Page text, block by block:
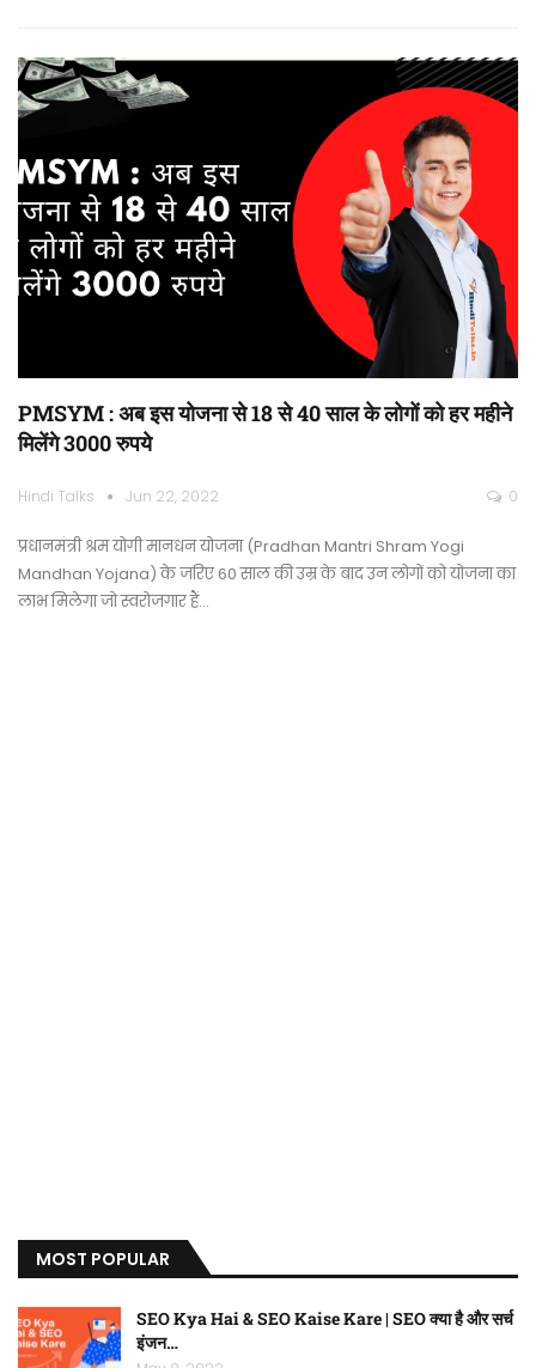
PMSYM : अब इस योजना से 18 से 40 साल के लोगों को हर महीने
मिलेंगे 3000 रुपये
Hindi Talks Jun 22, 2022 0
प्रधानमंत्री श्रम योगी मानधन योजना (Pradhan Mantri Shram Yogi
Mandhan Yojana) के जरिए 60 साल की उम्र के बाद उन लोगों को योजना का
लाभ मिलेगा जो स्वरोजगार हैं…
MOST POPULAR
SEO Kya Hai & SEO Kaise Kare | SEO क्या है और सर्च
इंजन…